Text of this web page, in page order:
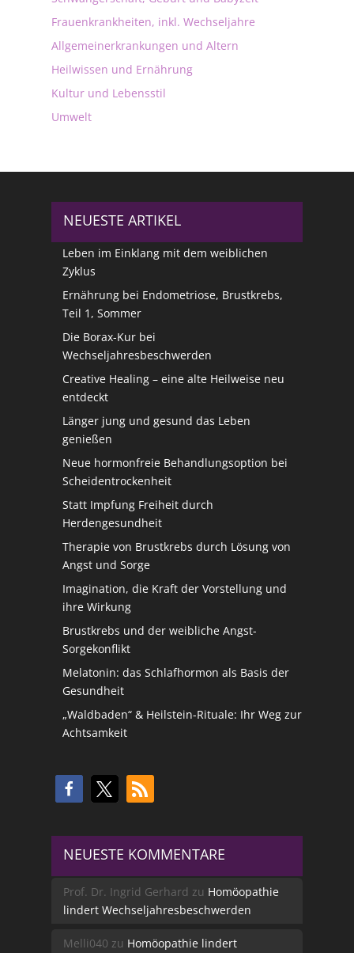
Frauenkrankheiten, inkl. Wechseljahre
Allgemeinerkrankungen und Altern
Heilwissen und Ernährung
Kultur und Lebensstil
Umwelt
NEUESTE ARTIKEL
Leben im Einklang mit dem weiblichen
Zyklus
Ernährung bei Endometriose, Brustkrebs,
Teil 1, Sommer
Die Borax-Kur bei
Wechseljahresbeschwerden
Creative Healing – eine alte Heilweise neu
entdeckt
Länger jung und gesund das Leben
genießen
Neue hormonfreie Behandlungsoption bei
Scheidentrockenheit
Statt Impfung Freiheit durch
Herdengesundheit
Therapie von Brustkrebs durch Lösung von
Angst und Sorge
Imagination, die Kraft der Vorstellung und
ihre Wirkung
Brustkrebs und der weibliche Angst-
Sorgekonflikt
Melatonin: das Schlafhormon als Basis der
Gesundheit
„Waldbaden“ & Heilstein-Rituale: Ihr Weg zur
Achtsamkeit
NEUESTE KOMMENTARE
Prof. Dr. Ingrid Gerhard zu Homöopathie
lindert Wechseljahresbeschwerden
Melli040 zu Homöopathie lindert